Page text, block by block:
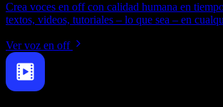
Crea voces en off con calidad humana en
textos, videos, tutoriales – lo que sea – en
Ver voz en off